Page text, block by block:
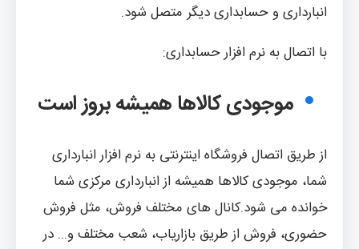
انبارداری و حسابداری دیگر متصل شود.
با اتصال به نرم افزار حسابداری:
موجودی کالاها همیشه بروز است
از طریق اتصال فروشگاه اینترنتی به نرم افزار انبارداری
شما، موجودی کالاها همیشه از انبارداری مرکزی شما
خوانده می شود.کانال های مختلف فروش، مثل فروش
حضوری، فروش از طریق بازاریاب، شعب مختلف و... در